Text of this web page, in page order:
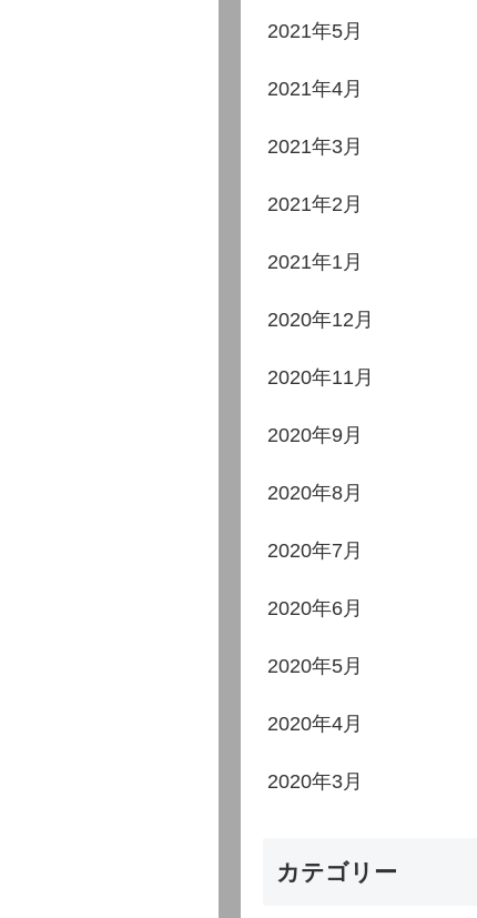
2021年5月
2021年4月
2021年3月
2021年2月
2021年1月
2020年12月
2020年11月
2020年9月
2020年8月
2020年7月
2020年6月
2020年5月
2020年4月
2020年3月
カテゴリー